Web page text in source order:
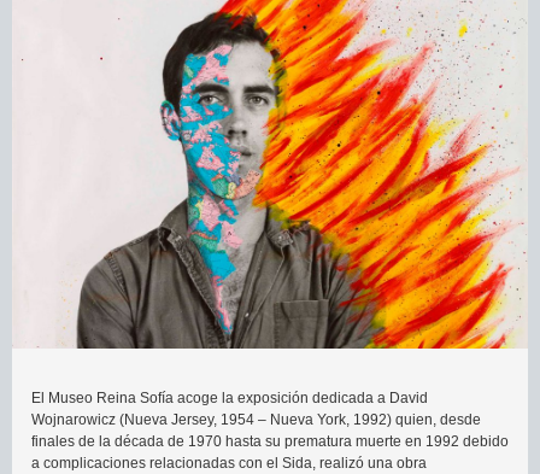
El Museo Reina Sofía acoge la exposición dedicada a David
Wojnarowicz (Nueva Jersey, 1954 – Nueva York, 1992) quien, desde
finales de la década de 1970 hasta su prematura muerte en 1992 debido
a complicaciones relacionadas con el Sida, realizó una obra